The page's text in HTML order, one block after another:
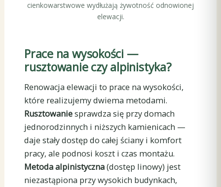
cienkowarstwowe wydłużają żywotność odnowionej
elewacji.
Prace na wysokości —
rusztowanie czy alpinistyka?
Renowacja elewacji to prace na wysokości,
które realizujemy dwiema metodami.
Rusztowaniesprawdza się przy domach
jednorodzinnych i niższych kamienicach —
daje stały dostęp do całej ściany i komfort
pracy, ale podnosi koszt i czas montażu.
Metoda alpinistyczna(dostęp linowy) jest
niezastąpiona przy wysokich budynkach,